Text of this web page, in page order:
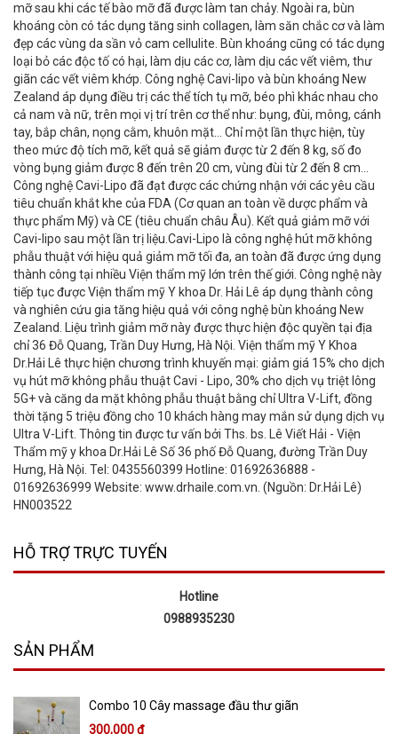
mỡ sau khi các tế bào mỡ đã được làm tan chảy. Ngoài ra, bùn
khoáng còn có tác dụng tăng sinh collagen, làm săn chắc cơ và làm
đẹp các vùng da sần vỏ cam cellulite. Bùn khoáng cũng có tác dụng
loại bỏ các độc tố có hại, làm dịu các cơ, làm dịu các vết viêm, thư
giãn các vết viêm khớp. Công nghệ Cavi-lipo và bùn khoáng New
Zealand áp dụng điều trị các thể tích tụ mỡ, béo phì khác nhau cho
cả nam và nữ, trên mọi vị trí trên cơ thể như: bụng, đùi, mông, cánh
tay, bắp chân, nọng cằm, khuôn mặt... Chỉ một lần thực hiện, tùy
theo mức độ tích mỡ, kết quả sẽ giảm được từ 2 đến 8 kg, số đo
vòng bụng giảm được 8 đến trên 20 cm, vùng đùi từ 2 đến 8 cm…
Công nghệ Cavi-Lipo đã đạt được các chứng nhận với các yêu cầu
tiêu chuẩn khắt khe của FDA (Cơ quan an toàn về dược phẩm và
thực phẩm Mỹ) và CE (tiêu chuẩn châu Âu). Kết quả giảm mỡ với
Cavi-lipo sau một lần trị liệu.Cavi-Lipo là công nghệ hút mỡ không
phẫu thuật với hiệu quả giảm mỡ tối đa, an toàn đã được ứng dụng
thành công tại nhiều Viện thẩm mỹ lớn trên thế giới. Công nghệ này
tiếp tục được Viện thẩm mỹ Y khoa Dr. Hải Lê áp dụng thành công
và nghiên cứu gia tăng hiệu quả với công nghệ bùn khoáng New
Zealand. Liệu trình giảm mỡ này được thực hiện độc quyền tại địa
chỉ 36 Đỗ Quang, Trần Duy Hưng, Hà Nội. Viện thẩm mỹ Y Khoa
Dr.Hải Lê thực hiện chương trình khuyến mại: giảm giá 15% cho dịch
vụ hút mỡ không phẫu thuật Cavi - Lipo, 30% cho dịch vụ triệt lông
5G+ và căng da mặt không phẫu thuật bằng chỉ Ultra V-Lift, đồng
thời tặng 5 triệu đồng cho 10 khách hàng may mắn sử dụng dịch vụ
Ultra V-Lift. Thông tin được tư vấn bởi Ths. bs. Lê Viết Hải - Viện
Thẩm mỹ y khoa Dr.Hải Lê Số 36 phố Đỗ Quang, đường Trần Duy
Hưng, Hà Nội. Tel: 0435560399 Hotline: 01692636888 -
01692636999 Website: www.drhaile.com.vn. (Nguồn: Dr.Hải Lê)
HN003522
HỖ TRỢ TRỰC TUYẾN
Hotline
0988935230
SẢN PHẨM
Combo 10 Cây massage đầu thư giãn
300,000 đ